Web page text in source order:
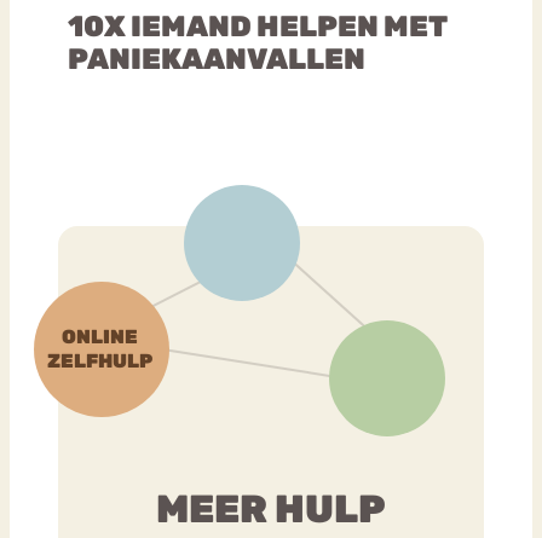
10X IEMAND HELPEN MET
PANIEKAANVALLEN
MEER HULP